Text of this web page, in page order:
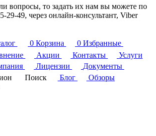
вопросы, то задать их нам вы можете по
29-49, через онлайн-консультант, Viber
0 Корзина 0 Избранные
Акции Контакты
Услуги
Лицензии
Документы
Поиск Блог
Обзоры